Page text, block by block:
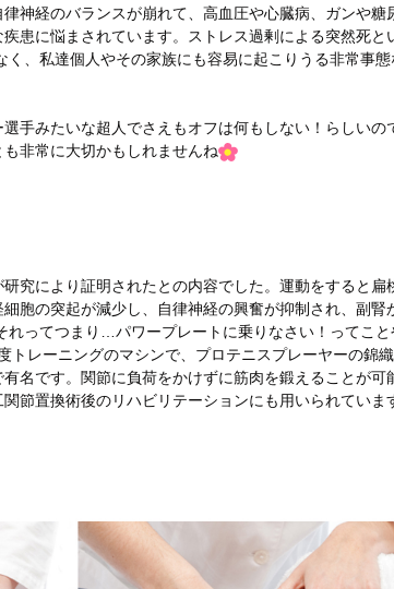
神経のバランスが崩れて、高血圧や心臓病、ガンや糖
患に悩まされています。ストレス過剰による突然死と
く、私達個人やその家族にも容易に起こりうる非常事
手みたいな超人でさえもオフは何もしない！らしいの
非常に大切かもしれませんね
究により証明されたとの内容でした。運動をすると扁
胞の突起が減少し、自律神経の興奮が抑制され、副腎
れってつまり…パワープレートに乗りなさい！ってこと
トレーニングのマシンで、プロテニスプレーヤーの錦
名です。関節に負荷をかけずに筋肉を鍛えることが可
節置換術後のリハビリテーションにも用いられていま